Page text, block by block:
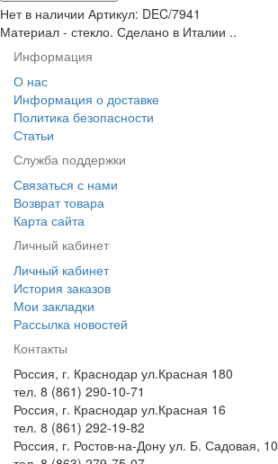
Нет в наличии Артикул: DEC/7941
Материал - стекло. Сделано в Италии ..
Информация
О нас
Информация о доставке
Политика безопасности
Статьи
Служба поддержки
Связаться с нами
Возврат товара
Карта сайта
Личный кабинет
Личный кабинет
История заказов
Мои закладки
Рассылка новостей
Контакты
Россия, г. Краснодар ул.Красная 180
тел. 8 (861) 290-10-71
Россия, г. Краснодар ул.Красная 16
тел. 8 (861) 292-19-82
Россия, г. Ростов-на-Дону ул. Б. Садовая, 10